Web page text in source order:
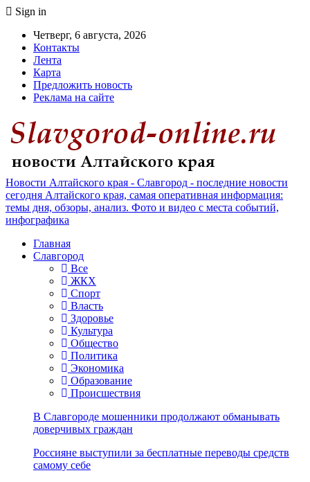
Sign in
Четверг, 6 августа, 2026
Контакты
Лента
Карта
Предложить новость
Реклама на сайте
Новости Алтайского края - Славгород - последние новости
сегодня Алтайского края, самая оперативная информация:
темы дня, обзоры, анализ. Фото и видео с места событий,
инфографика
Главная
Славгород
Все
ЖКХ
Спорт
Власть
Здоровье
Культура
Общество
Политика
Экономика
Образование
Происшествия
В Славгороде мошенники продолжают обманывать
доверчивых граждан
Россияне выступили за бесплатные переводы средств
самому себе